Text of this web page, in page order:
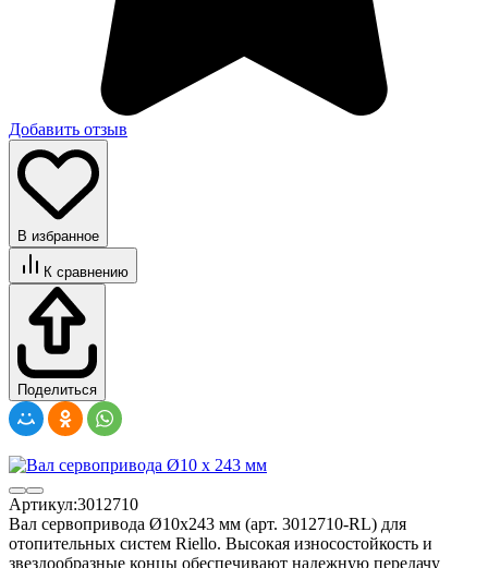
Добавить отзыв
В избранное
К сравнению
Поделиться
Артикул:3012710
Вал сервопривода Ø10x243 мм (арт. 3012710-RL) для
отопительных систем Riello. Высокая износостойкость и
звездообразные концы обеспечивают надежную передачу